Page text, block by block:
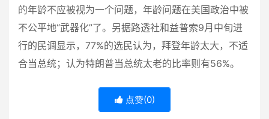
的年龄不应被视为一个问题，年龄问题在美国政治中被
不公平地“武器化”了。另据路透社和益普索9月中旬进
行的民调显示， 77%的选民认为，拜登年龄太大，不适
合当总统；认为特朗普当总统太老的比率则有56%。
点赞(0)